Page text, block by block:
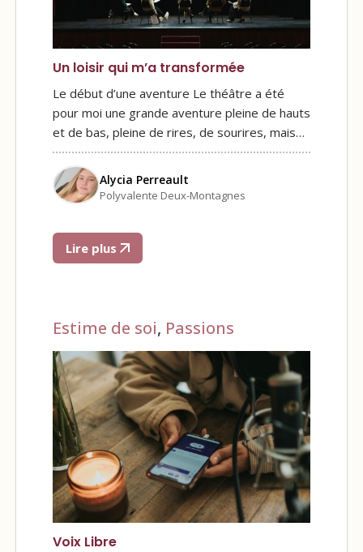
Un loisir qui m’a transformée
Le début d’une aventure Le théâtre a été
pour moi une grande aventure pleine de hauts
et de bas, pleine de rires, de sourires, mais…
Alycia Perreault
Polyvalente Deux-Montagnes
Lire plus
Estime de soi, Passions
Voix Libre